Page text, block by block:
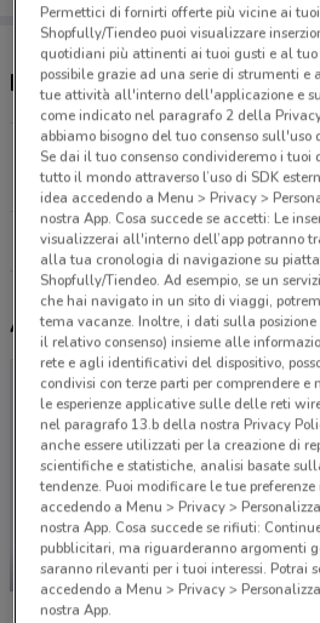
Negozi Camicissima a
Via Marco Biagi Bagnolo
9.3 km
Altri volantini nelle
NUOVO
KiK
Permettici di fornirti offerte più vicine ai
Shopfully/Tiendeo puoi visualizzare
quotidiani più attinenti ai tuoi gusti e al tuo
possibile grazie ad una serie di strumenti
tue attività all'interno dell'applicazione e
come indicato nel paragrafo 2 della
abbiamo bisogno del tuo consenso
Se dai il tuo consenso condivideremo i
tutto il mondo attraverso l’uso di SDK
idea accedendo a Menu > Privacy >
nostra App. Cosa succede se accetti: Le
visualizzerai all'interno dell’app potranno
alla tua cronologia di navigazione su
Shopfully/Tiendeo. Ad esempio, se un
che hai navigato in un sito di viaggi,
tema vacanze. Inoltre, i dati sulla
il relativo consenso) insieme alle
rete e agli identificativi del dispositivo,
condivisi con terze parti per comprendere
le esperienze applicative sulle delle reti
nel paragrafo 13.b della nostra Privacy
anche essere utilizzati per la creazione di
scientifiche e statistiche, analisi basate
tendenze. Puoi modificare le tue
accedendo a Menu > Privacy >
nostra App. Cosa succede se rifiuti:
pubblicitari, ma riguarderanno argomenti
saranno rilevanti per i tuoi interessi. Potrai
accedendo a Menu > Privacy >
nostra App.